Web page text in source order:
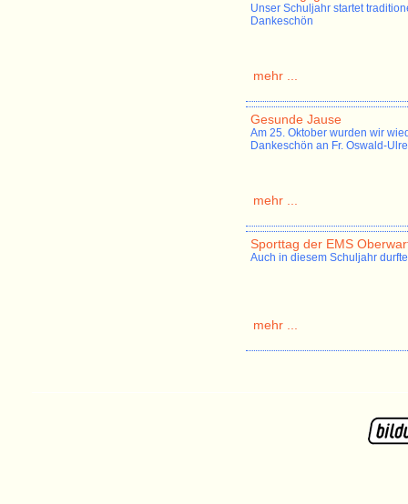
Unser Schuljahr startet
Dankeschön
mehr ...
Gesunde Jause
Am 25. Oktober wurden wir
Dankeschön an Fr. Oswald-
mehr ...
Sporttag der EMS
Auch in diesem Schuljahr
mehr ...